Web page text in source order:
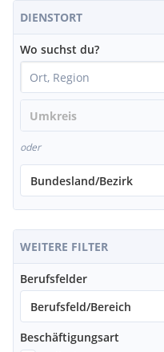
DIENSTORT
Wo suchst du?
oder
Bundesland/Bezirk
WEITERE FILTER
Berufsfelder
Berufsfeld/Bereich
Beschäftigungsart